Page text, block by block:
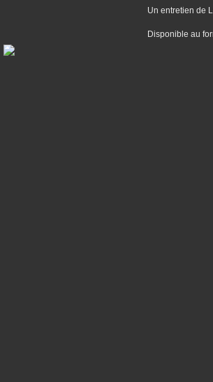
Un entretien de
Disponible au